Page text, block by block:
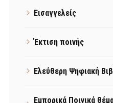
Εισαγγελείς
Έκτιση ποινής
Ελεύθερη Ψηφιακή
Εμπορικά Ποινικά